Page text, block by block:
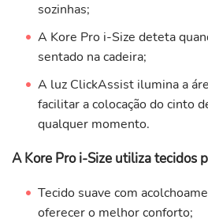
sozinhas;
A Kore Pro i-Size deteta
sentado na cadeira;
A luz ClickAssist ilumina a
facilitar a colocação do cinto
qualquer momento.
A Kore Pro i-Size utiliza tecidos
Tecido suave com
oferecer o melhor conforto;